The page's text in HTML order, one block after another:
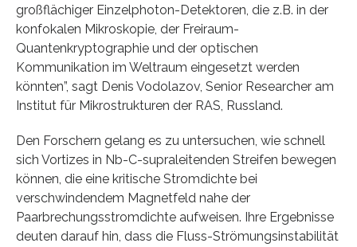
großflächiger Einzelphoton-Detektoren, die z.B. in der
konfokalen Mikroskopie, der Freiraum-
Quantenkryptographie und der optischen
Kommunikation im Weltraum eingesetzt werden
könnten”, sagt Denis Vodolazov, Senior Researcher am
Institut für Mikrostrukturen der RAS, Russland.
Den Forschern gelang es zu untersuchen, wie schnell
sich Vortizes in Nb-C-supraleitenden Streifen bewegen
können, die eine kritische Stromdichte bei
verschwindendem Magnetfeld nahe der
Paarbrechungsstromdichte aufweisen. Ihre Ergebnisse
deuten darauf hin, dass die Fluss-Strömungsinstabilität